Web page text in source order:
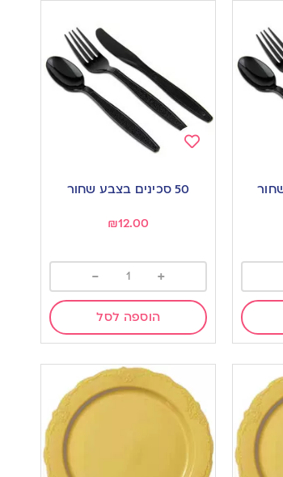
50 סכינים בצבע שחור
₪12.00
+
-
הוספה לסל